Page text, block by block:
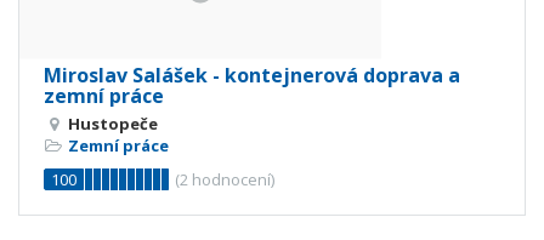
Miroslav Salášek - kontejnerová doprava a
zemní práce
Hustopeče
Zemní práce
100
(2 hodnocení)